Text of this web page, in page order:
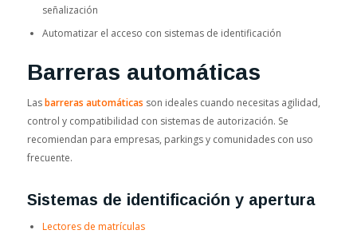
señalización
Automatizar el acceso con sistemas de identificación
Barreras automáticas
Lasbarreras automáticas son ideales cuando necesitas agilidad,
control y compatibilidad con sistemas de autorización. Se
recomiendan para empresas, parkings y comunidades con uso
frecuente.
Sistemas de identificación y apertura
Lectores de matrículas